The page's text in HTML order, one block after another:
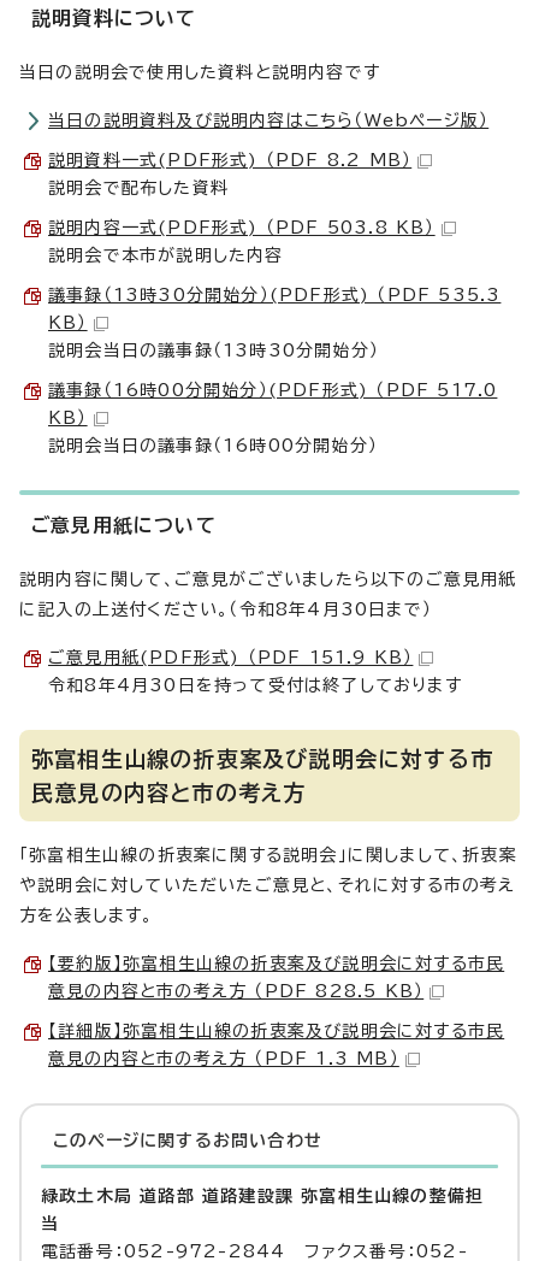
説明資料について
当日の説明会で使用した資料と説明内容です
当日の説明資料及び説明内容はこちら（Webページ版）
説明資料一式(PDF形式) （PDF 8.2 MB）
説明会で配布した資料
説明内容一式(PDF形式) （PDF 503.8 KB）
説明会で本市が説明した内容
議事録（13時30分開始分）(PDF形式) （PDF 535.3
KB）
説明会当日の議事録（13時30分開始分）
議事録（16時00分開始分）(PDF形式) （PDF 517.0
KB）
説明会当日の議事録（16時00分開始分）
ご意見用紙について
説明内容に関して、ご意見がございましたら以下のご意見用紙
に記入の上送付ください。（令和8年4月30日まで）
ご意見用紙(PDF形式) （PDF 151.9 KB）
令和8年4月30日を持って受付は終了しております
弥富相生山線の折衷案及び説明会に対する市
民意見の内容と市の考え方
「弥富相生山線の折衷案に関する説明会」に関しまして、折衷案
や説明会に対していただいたご意見と、それに対する市の考え
方を公表します。
【要約版】弥富相生山線の折衷案及び説明会に対する市民
意見の内容と市の考え方 （PDF 828.5 KB）
【詳細版】弥富相生山線の折衷案及び説明会に対する市民
意見の内容と市の考え方 （PDF 1.3 MB）
このページに関する お問い合わせ
緑政土木局 道路部 道路建設課 弥富相生山線の整備担
当
電話番号：052-972-2844 ファクス番号：052-